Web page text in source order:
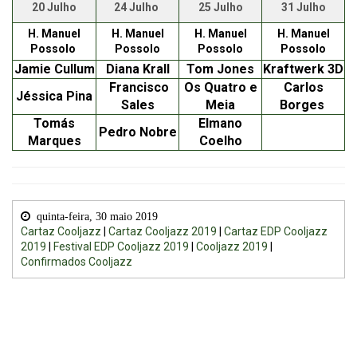
20 Julho 24 Julho 25 Julho 31 Julho
H. Manuel
Possolo
H. Manuel
Possolo
H. Manuel
Possolo
H. Manuel
Possolo
Jamie Cullum Diana Krall Tom Jones
Kraftwerk 3D
Jéssica Pina
Francisco
Sales
Os Quatro e
Meia
Carlos
Borges
Tomás
Marques
Pedro Nobre
Elmano
Coelho
quinta-feira, 30 maio 2019
Cartaz Cooljazz Cartaz Cooljazz 2019
Cartaz EDP Cooljazz
2019
Festival EDP Cooljazz 2019 Cooljazz 2019
Confirmados Cooljazz